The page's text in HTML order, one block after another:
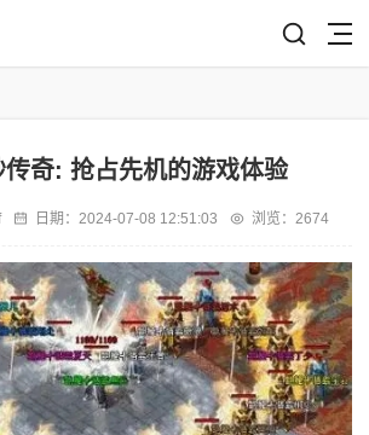
传奇: 抢占先机的游戏体验
日期： 2024-07-08 12:51:03 浏览：2674